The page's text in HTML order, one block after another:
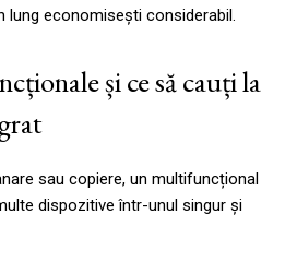
lung economisești considerabil.
și ce să cauți la
sau copiere, un multifuncțional
dispozitive într-unul singur și